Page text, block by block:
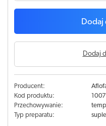
Dodaj
Dodaj
Producent:
Kod produktu:
Przechowywanie:
Typ preparatu: